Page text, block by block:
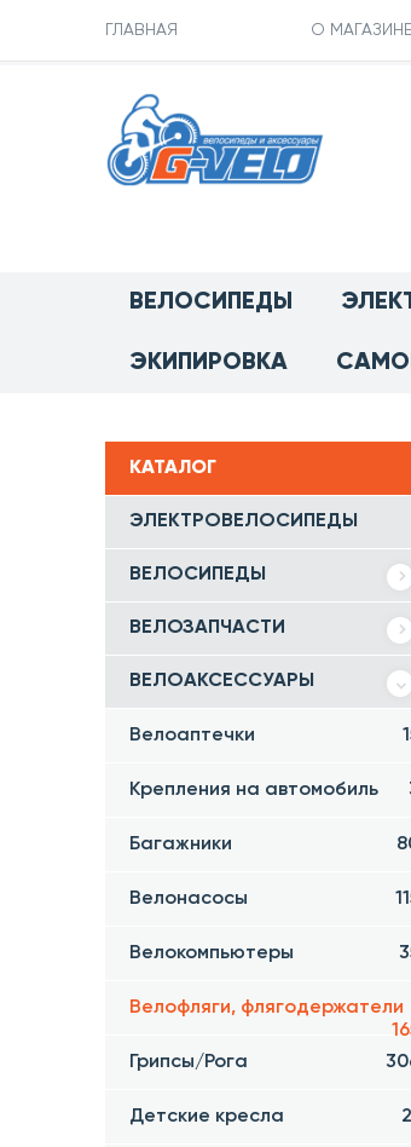
ГЛАВНАЯ О МАГАЗИНЕ
ВЕЛОСИПЕДЫ
ЭКИПИРОВКА
КАТАЛОГ
ЭЛЕКТРОВЕЛОСИПЕДЫ
ВЕЛОСИПЕДЫ
ВЕЛОЗАПЧАСТИ
ВЕЛОАКСЕССУАРЫ
Велоаптечки
Крепления на автомобиль
Багажники
Велонасосы
Велокомпьютеры
Велофляги, флягодержатели
Грипсы/Рога
Детские кресла